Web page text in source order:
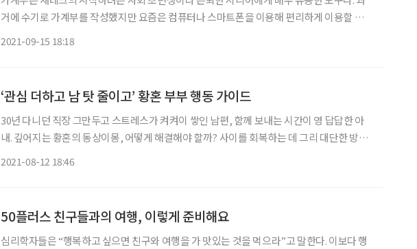
거에 수기로 가계부를 작성했지만 요즘은 컴퓨터나 스마트폰을 이용해 편리하게 이용할 수
2021-09-15 18:18
‘관심 더하고 남 탓 줄이고’ 황혼 부부 행동 가이드
30년 다니던 직장 그만두고 스트레스가 켜켜이 쌓인 남편, 함께 보내는 시간이 영 답답한 아
내. 깊어지는 황혼의 동상이몽, 어떻게 해결해야 할까? 사이를 회복하는 데 그리 대단한 방법
2021-08-12 18:46
50플러스 친구들과의 여행, 이렇게 준비해요
심리학자들은 “행복하고 싶으면 친구와 여행을 가 맛있는 것을 먹으라”고 말한다. 이보다 행